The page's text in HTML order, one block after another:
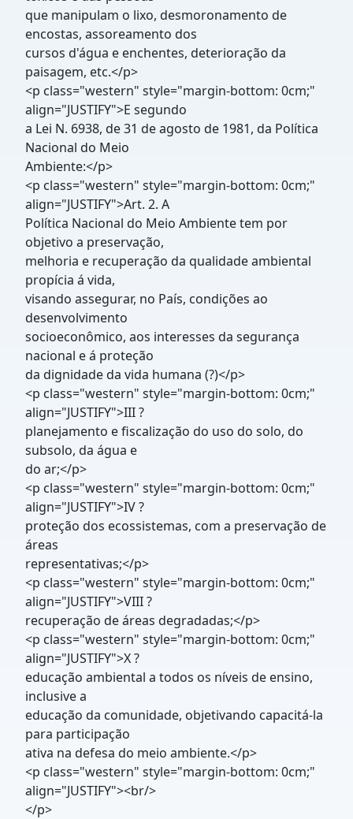
que manipulam o lixo, desmoronamento de
encostas, assoreamento dos
cursos d'água e enchentes, deterioração da
paisagem, etc.</p>
<p class="western" style="margin-bottom: 0cm;"
align="JUSTIFY">E segundo
a Lei N. 6938, de 31 de agosto de 1981, da Política
Nacional do Meio
Ambiente:</p>
<p class="western" style="margin-bottom: 0cm;"
align="JUSTIFY">Art. 2. A
Política Nacional do Meio Ambiente tem por
objetivo a preservação,
melhoria e recuperação da qualidade ambiental
propícia á vida,
visando assegurar, no País, condições ao
desenvolvimento
socioeconômico, aos interesses da segurança
nacional e á proteção
da dignidade da vida humana (?)</p>
<p class="western" style="margin-bottom: 0cm;"
align="JUSTIFY">III ?
planejamento e fiscalização do uso do solo, do
subsolo, da água e
do ar;</p>
<p class="western" style="margin-bottom: 0cm;"
align="JUSTIFY">IV ?
proteção dos ecossistemas, com a preservação de
áreas
representativas;</p>
<p class="western" style="margin-bottom: 0cm;"
align="JUSTIFY">VIII ?
recuperação de áreas degradadas;</p>
<p class="western" style="margin-bottom: 0cm;"
align="JUSTIFY">X ?
educação ambiental a todos os níveis de ensino,
inclusive a
educação da comunidade, objetivando capacitá-la
para participação
ativa na defesa do meio ambiente.</p>
<p class="western" style="margin-bottom: 0cm;"
align="JUSTIFY"><br/>
</p>